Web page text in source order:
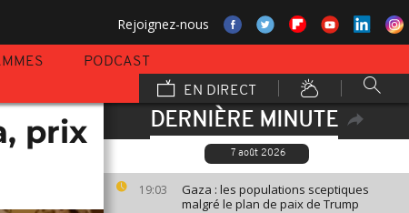
Rejoignez-nous
PODCAST
EN DIRECT
DERNIÈRE MINUTE
7 août 2026
19:03
Gaza : les populations sceptiques
malgré le plan de paix de Trump
prix